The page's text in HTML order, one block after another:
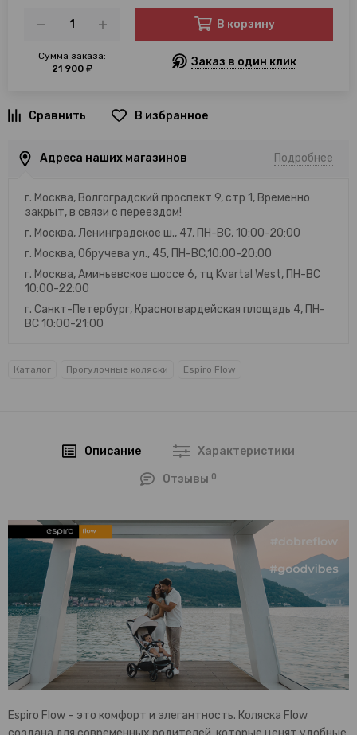
Сумма заказа:
21 900 ₽
В корзину
Заказ в один клик
В избранное
Адреса наших магазинов Подробнее
г. Москва, Волгоградский проспект 9, стр 1, Временно
закрыт, в связи с переездом!
г. Москва, Ленинградское ш., 47, ПН-ВС, 10:00-20:00
г. Москва, Обручева ул., 45, ПН-ВС,10:00-20:00
г. Москва, Аминьевское шоссе 6, тц Kvartal West, ПН-ВС
10:00-22:00
г. Санкт-Петербург, Красногвардейская площадь 4, ПН-
ВС 10:00-21:00
Каталог Прогулочные коляски Espiro Flow
Описание Характеристики
Отзывы 0
Espiro Flow – это комфорт и элегантность. Коляска Flow